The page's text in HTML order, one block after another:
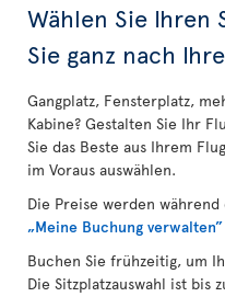
Wählen Sie Ihren
Sie ganz nach
Gangplatz, Fensterplatz,
Kabine? Gestalten Sie Ihr
Sie das Beste aus Ihrem
im Voraus auswählen.
Die Preise werden
„Meine Buchung verwalten”
Buchen Sie frühzeitig, um
Die Sitzplatzauswahl ist bis